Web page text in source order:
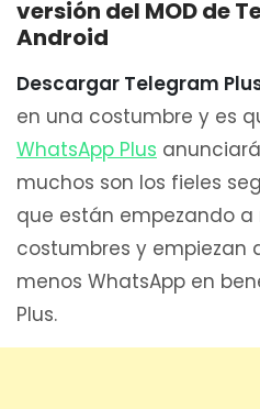
versión del MOD de
Android
Descargar Telegram
en una costumbre y es
WhatsApp Plus
muchos son los fieles
que están empezando a
costumbres y empiezan
menos WhatsApp en
Plus.